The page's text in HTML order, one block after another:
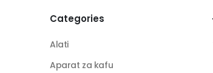
Categories
Alati
Aparat za kafu